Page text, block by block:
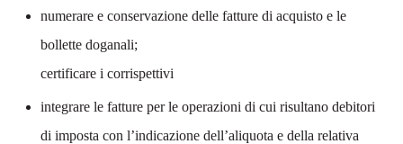
numerare e conservazione delle fatture di acquisto e le
bollette doganali;
certificare i corrispettivi
integrare le fatture per le operazioni di cui risultano debitori
di imposta con l’indicazione dell’aliquota e della relativa